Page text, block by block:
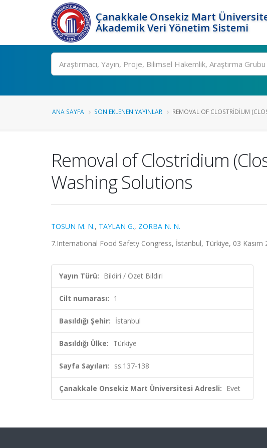
Çanakkale Onsekiz Mart
Akademik Veri Yönetim Sistemi
Ara
ANA SAYFA SON EKLENEN YAYINLAR REMOVAL OF CLOSTRIDIUM
Removal of Clostridium
Washing Solutions
TOSUN M. N., TAYLAN G., ZORBA N. N.
7.International Food Safety Congress, İstanbul, Türkiye, 03 Kasım
Yayın Türü: Bildiri / Özet Bildiri
Cilt numarası: 1
Basıldığı Şehir: İstanbul
Basıldığı Ülke: Türkiye
Sayfa Sayıları: ss.137-138
Çanakkale Onsekiz Mart Üniversitesi Adresli: Evet